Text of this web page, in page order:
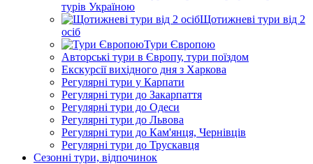
турів Україною
Щотижневі тури від 2
осіб
Тури Європою
Авторські тури в Європу, тури поїздом
Екскурсії вихідного дня з Харкова
Регулярні тури у Карпати
Регулярні тури до Закарпаття
Регулярні тури до Одеси
Регулярні тури до Львова
Регулярні тури до Кам'янця, Чернівців
Регулярні тури до Трускавця
Сезонні тури, відпочинок